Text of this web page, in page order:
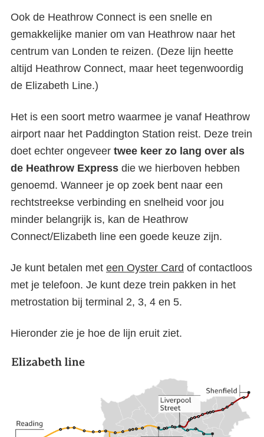
Ook de Heathrow Connect is een snelle en
gemakkelijke manier om van Heathrow naar het
centrum van Londen te reizen. (Deze lijn heette
altijd Heathrow Connect, maar heet tegenwoordig
de Elizabeth Line.)
Het is een soort metro waarmee je vanaf Heathrow
airport naar het Paddington Station reist. Deze trein
doet echter ongeveer twee keer zo lang over als
de Heathrow Express die we hierboven hebben
genoemd. Wanneer je op zoek bent naar een
rechtstreekse verbinding en snelheid voor jou
minder belangrijk is, kan de Heathrow
Connect/Elizabeth line een goede keuze zijn.
Je kunt betalen met een Oyster Card of contactloos
met je telefoon. Je kunt deze trein pakken in het
metrostation bij terminal 2, 3, 4 en 5.
Hieronder zie je hoe de lijn eruit ziet.